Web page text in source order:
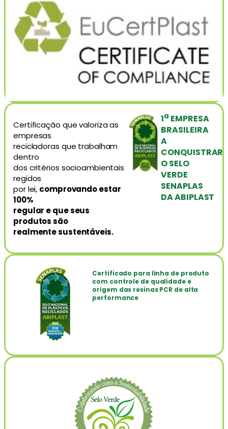
Certificação que valoriza as
empresas
recicladoras que trabalham
dentro
dos critérios socioambientais
regidos
por lei, comprovando estar
100%
regular e que seus
produtos são
realmente sustentáveis.
1a EMPRESA
BRASILEIRA
A
CONQUISTRAR
O SELO
VERDE
SENAPLAS
DA ABIPLAST
Certificado para linha de produto
com controle de qualidade e
origem das resinas PCR de alta
performance